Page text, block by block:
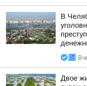
В
Двое